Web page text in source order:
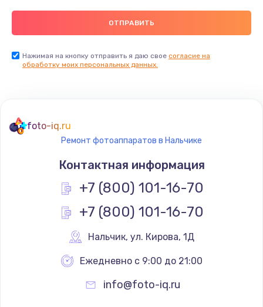
Нажимая на кнопку отправить я даю свое согласие на
обработку моих персональных данных.
foto-iq.ru
Ремонт фотоаппаратов в Нальчике
Контактная информация
+7 (800) 101-16-70
+7 (800) 101-16-70
Нальчик, ул. Кирова, 1Д
Ежедневно с 9:00 до 21:00
info@foto-iq.ru